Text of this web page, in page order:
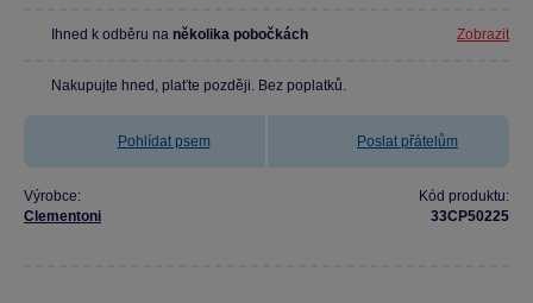
Ihned k odběru na několika pobočkách Zobrazit
Nakupujte hned, plaťte později. Bez poplatků.
Pohlídat psem Poslat přátelům
Výrobce:
Clementoni
Kód produktu:
33CP50225